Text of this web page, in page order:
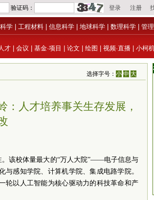
学 工程材料 信息科学 地球科学 数理科学 管
才 会议 基金·项目 论文 绘图 视频·直播 小柯
选择字号：小 中 大
：人才培养事关生存发展，
。该校体量最大的“万人大院”——电子信息与
感知学院、计算机学院、集成电路学院。
轮以人工智能为核心驱动力的科技革命和产